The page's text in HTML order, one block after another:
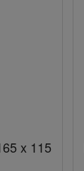
x 115